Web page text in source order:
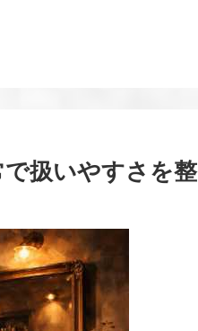
扱いやすさを整